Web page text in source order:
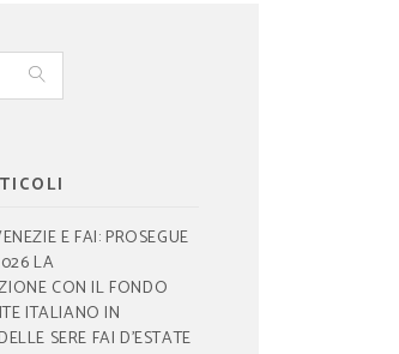
E FAI: PROSEGUE
LA
CON IL FONDO
ITALIANO IN
SERE FAI D’ESTATE